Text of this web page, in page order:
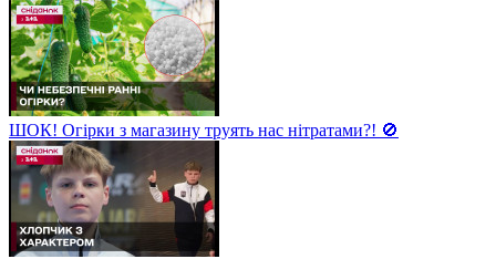
ШОК! Огірки з магазину труять нас нітратами?! 🚫